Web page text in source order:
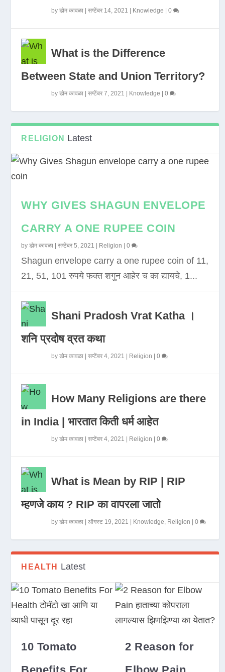
byडोम कावळा |सप्टेंबर 14, 2021 Knowledge |0
What is the Difference
Between State and Union Territory?
byडोम कावळा |सप्टेंबर 7, 2021 Knowledge |0
RELIGION Latest
WHY GIVES SHAGUN ENVELOPE
CARRY A ONE RUPEE COIN
byडोम कावळा |सप्टेंबर 5, 2021 Religion |0
Shagun envelope carry a one rupee coin of 11,
21, 51, 101 रुपये फक्त शगुन आहेर च का द्यायचे, 1...
Shani Pradosh Vrat Katha ।
शनि प्रदोष व्रत कथा
byडोम कावळा |सप्टेंबर 4, 2021 Religion |0
How Many Religions are there
in India | भारतात किती धर्म आहेत
byडोम कावळा |सप्टेंबर 4, 2021 Religion |0
What is Mean by RIP | RIP
म्हणजे काय ? RIP का वापरला जातो
byडोम कावळा |ऑगस्ट 19, 2021 Knowledge, Religion |0
HEALTH Latest
10 Tomato
2 Reason for